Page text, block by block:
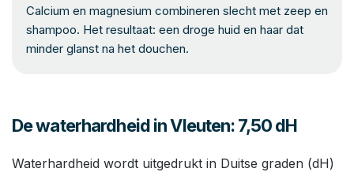
Calcium en magnesium combineren slecht met zeep en
shampoo. Het resultaat: een droge huid en haar dat
minder glanst na het douchen.
De waterhardheid in Vleuten: 7,50 dH
Waterhardheid wordt uitgedrukt in Duitse graden (dH)